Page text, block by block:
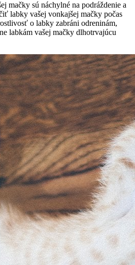
mačky sú náchylné na podráždenie a
labky vašej vonkajšej mačky počas
o labky zabráni odreninám,
labkám vašej mačky dlhotrvajúcu